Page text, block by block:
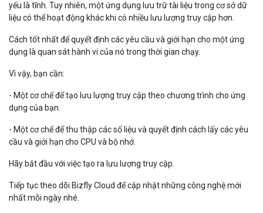
yếu là tĩnh. Tuy nhiên, một ứng dụng lưu trữ tài liệu trong cơ sở dữ
liệu có thể hoạt động khác khi có nhiều lưu lượng truy cập hơn.
Cách tốt nhất để quyết định các yêu cầu và giới hạn cho một ứng
dụng là quan sát hành vi của nó trong thời gian chạy.
Vì vậy, bạn cần:
- Một cơ chế để tạo lưu lượng truy cập theo chương trình cho ứng
dụng của bạn.
- Một cơ chế để thu thập các số liệu và quyết định cách lấy các yêu
cầu và giới hạn cho CPU và bộ nhớ.
Hãy bắt đầu với việc tạo ra lưu lượng truy cập.
Tiếp tục theo dõi Bizfly Cloud để cập nhật những công nghệ mới
nhất mỗi ngày nhé.